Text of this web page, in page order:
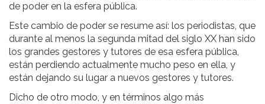
de poder en la esfera pública.
Este cambio de poder se resume así: los periodistas, que
durante al menos la segunda mitad del siglo XX han sido
los grandes gestores y tutores de esa esfera pública,
están perdiendo actualmente mucho peso en ella, y
están dejando su lugar a nuevos gestores y tutores.
Dicho de otro modo, y en términos algo más